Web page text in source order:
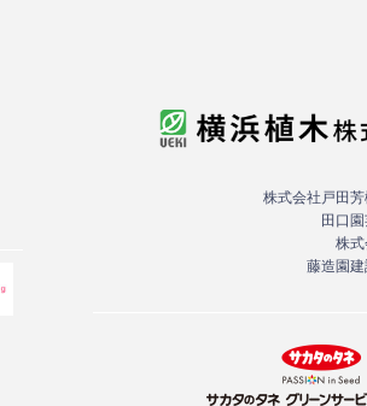
株式会社戸田
田口
株
藤造園